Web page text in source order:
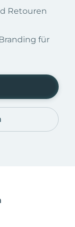
Retouren
für